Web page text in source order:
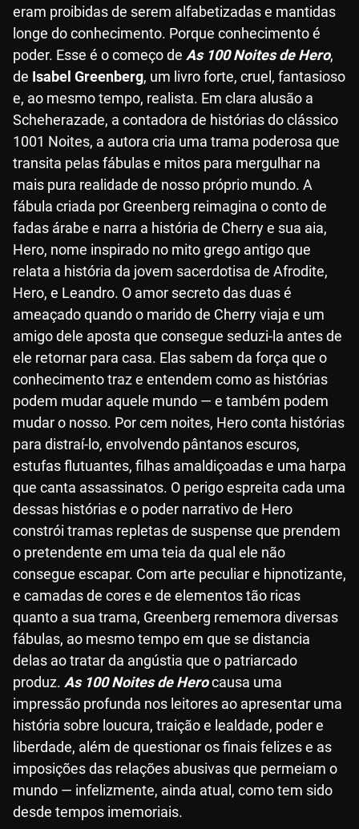
eram proibidas de serem alfabetizadas e mantidas
longe do conhecimento. Porque conhecimento é
poder. Esse é o começo de As 100 Noites de Hero,
de Isabel Greenberg, um livro forte, cruel, fantasioso
e, ao mesmo tempo, realista. Em clara alusão a
Scheherazade, a contadora de histórias do clássico
1001 Noites, a autora cria uma trama poderosa que
transita pelas fábulas e mitos para mergulhar na
mais pura realidade de nosso próprio mundo. A
fábula criada por Greenberg reimagina o conto de
fadas árabe e narra a história de Cherry e sua aia,
Hero, nome inspirado no mito grego antigo que
relata a história da jovem sacerdotisa de Afrodite,
Hero, e Leandro. O amor secreto das duas é
ameaçado quando o marido de Cherry viaja e um
amigo dele aposta que consegue seduzi-la antes de
ele retornar para casa. Elas sabem da força que o
conhecimento traz e entendem como as histórias
podem mudar aquele mundo — e também podem
mudar o nosso. Por cem noites, Hero conta histórias
para distraí-lo, envolvendo pântanos escuros,
estufas flutuantes, filhas amaldiçoadas e uma harpa
que canta assassinatos. O perigo espreita cada uma
dessas histórias e o poder narrativo de Hero
constrói tramas repletas de suspense que prendem
o pretendente em uma teia da qual ele não
consegue escapar. Com arte peculiar e hipnotizante,
e camadas de cores e de elementos tão ricas
quanto a sua trama, Greenberg rememora diversas
fábulas, ao mesmo tempo em que se distancia
delas ao tratar da angústia que o patriarcado
produz. As 100 Noites de Herocausa uma
impressão profunda nos leitores ao apresentar uma
história sobre loucura, traição e lealdade, poder e
liberdade, além de questionar os finais felizes e as
imposições das relações abusivas que permeiam o
mundo — infelizmente, ainda atual, como tem sido
desde tempos imemoriais.